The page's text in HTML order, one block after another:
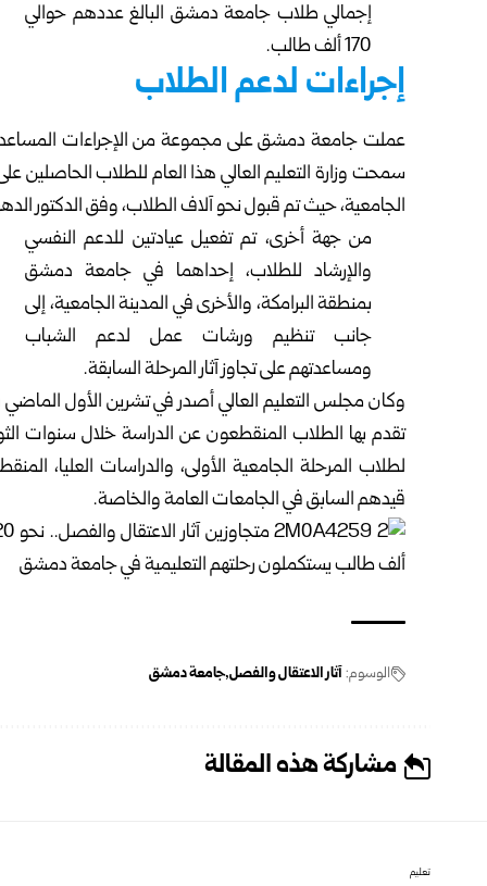
إجمالي طلاب جامعة دمشق البالغ عددهم حوالي
170 ألف طالب.
إجراءات لدعم الطلاب
عملت جامعة دمشق على مجموعة من الإجراءات
الجامعية، حيث تم قبول نحو آلاف الطلاب، وفق الدكتور
من جهة أخرى، تم تفعيل عيادتين للدعم النفسي
والإرشاد للطلاب، إحداهما في جامعة دمشق
بمنطقة البرامكة، والأخرى في المدينة الجامعية، إلى
جانب تنظيم ورشات عمل لدعم الشباب
ومساعدتهم على تجاوز آثار المرحلة السابقة.
وكان مجلس التعليم العالي أصدر في تشرين الأول الماضي
قيدهم السابق في الجامعات العامة والخاصة.
الوسوم:آثار الاعتقال والفصل جامعة دمشق
مشاركة هذه المقالة
تعليم